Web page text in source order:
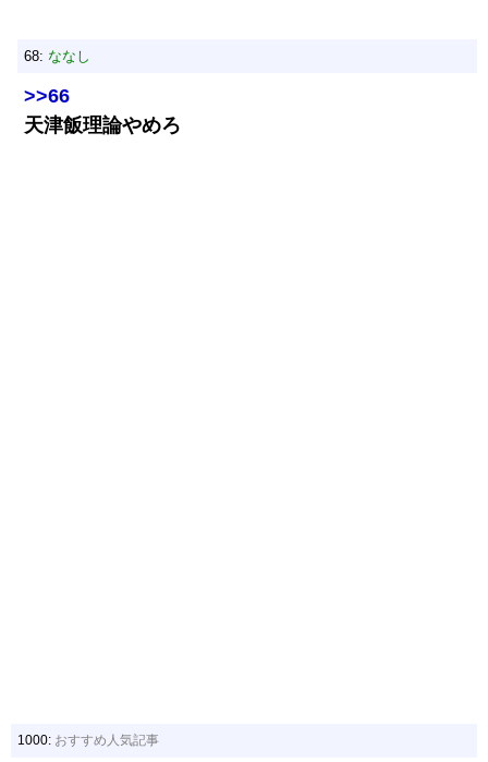
68: ななし
>>66
天津飯理論やめろ
1000: おすすめ人気記事